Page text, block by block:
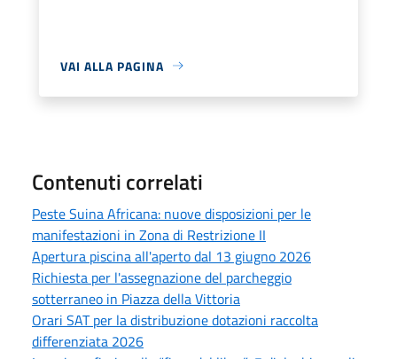
VAI ALLA PAGINA
Contenuti correlati
Peste Suina Africana: nuove disposizioni per le
manifestazioni in Zona di Restrizione II
Apertura piscina all'aperto dal 13 giugno 2026
Richiesta per l'assegnazione del parcheggio
sotterraneo in Piazza della Vittoria
Orari SAT per la distribuzione dotazioni raccolta
differenziata 2026